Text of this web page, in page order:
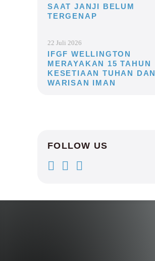
SAAT JANJI BELUM
TERGENAP
22 Juli 2026
IFGF WELLINGTON
MERAYAKAN 15 TAHUN
KESETIAAN TUHAN DAN
WARISAN IMAN
FOLLOW US